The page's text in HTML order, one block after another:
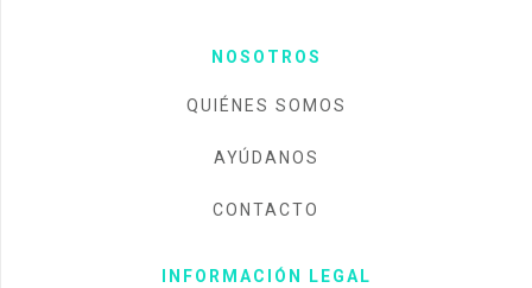
NOSOTROS
QUIÉNES SOMOS
AYÚDANOS
CONTACTO
INFORMACIÓN LEGAL